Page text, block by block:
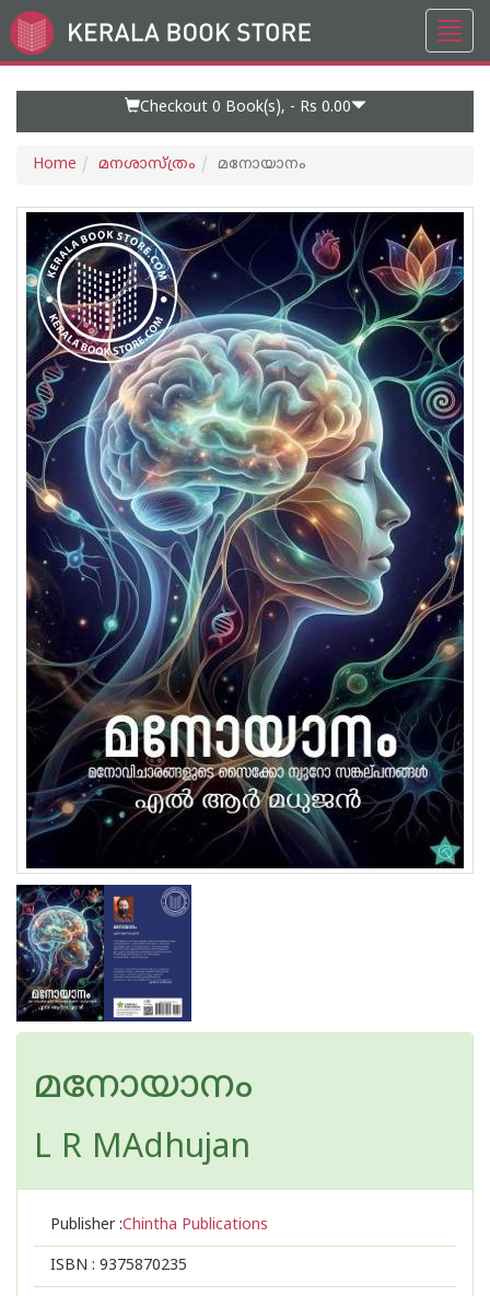
Go
to
Checkout 0 Book(s), - Rs 0.00
Home മനശാസ്ത്രം മനോയാനം
മനോയാനം
L R MAdhujan
Publisher :Chintha Publications
ISBN : 9375870235